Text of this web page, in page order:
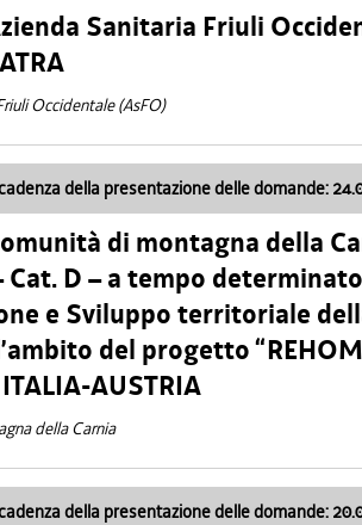
Sanitaria Friuli
Occidentale (AsFO)
della presentazione delle domande:
di montagna della
Cat. D – a tempo
e Sviluppo territoriale
del progetto
AUSTRIA
della Carnia
della presentazione delle domande: